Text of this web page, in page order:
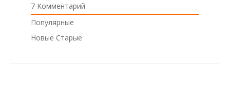
7 Комментарий
Популярные
Новые Старые